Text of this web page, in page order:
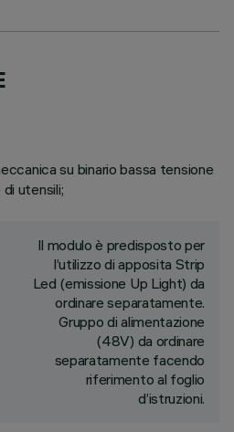
su binario bassa tensione
utensili;
Il modulo è predisposto per
l’utilizzo di apposita Strip
Led (emissione Up Light) da
ordinare separatamente.
Gruppo di alimentazione
(48V) da ordinare
separatamente facendo
riferimento al foglio
d’istruzioni.